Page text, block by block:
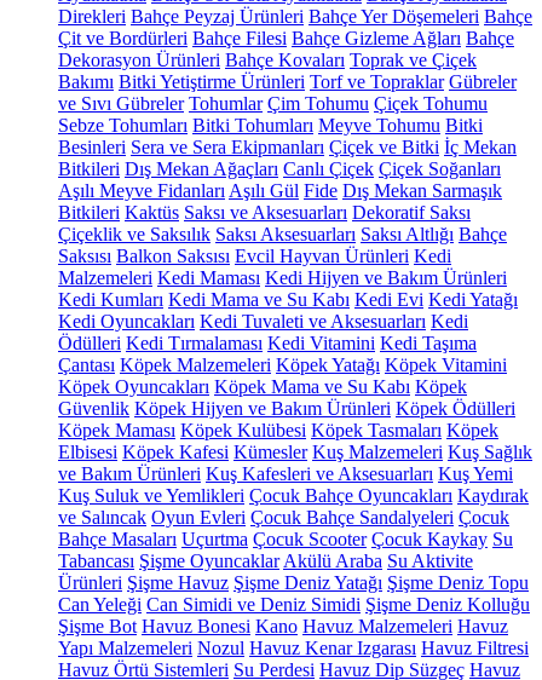
Direkleri Bahçe Peyzaj Ürünleri Bahçe Yer Döşemeleri Bahçe
Çit ve Bordürleri Bahçe Filesi Bahçe Gizleme Ağları Bahçe
Dekorasyon Ürünleri Bahçe Kovaları Toprak ve Çiçek
Bakımı Bitki Yetiştirme Ürünleri Torf ve Topraklar Gübreler
ve Sıvı Gübreler Tohumlar Çim Tohumu Çiçek Tohumu
Sebze Tohumları Bitki Tohumları Meyve Tohumu Bitki
Besinleri Sera ve Sera Ekipmanları Çiçek ve Bitki İç Mekan
Bitkileri Dış Mekan Ağaçları Canlı Çiçek Çiçek Soğanları
Aşılı Meyve Fidanları Aşılı Gül Fide Dış Mekan Sarmaşık
Bitkileri Kaktüs Saksı ve Aksesuarları Dekoratif Saksı
Çiçeklik ve Saksılık Saksı Aksesuarları Saksı Altlığı Bahçe
Saksısı Balkon Saksısı Evcil Hayvan Ürünleri Kedi
Malzemeleri Kedi Maması Kedi Hijyen ve Bakım Ürünleri
Kedi Kumları Kedi Mama ve Su Kabı Kedi Evi Kedi Yatağı
Kedi Oyuncakları Kedi Tuvaleti ve Aksesuarları Kedi
Ödülleri Kedi Tırmalaması Kedi Vitamini Kedi Taşıma
Çantası Köpek Malzemeleri Köpek Yatağı Köpek Vitamini
Köpek Oyuncakları Köpek Mama ve Su Kabı Köpek
Güvenlik Köpek Hijyen ve Bakım Ürünleri Köpek Ödülleri
Köpek Maması Köpek Kulübesi Köpek Tasmaları Köpek
Elbisesi Köpek Kafesi Kümesler Kuş Malzemeleri Kuş Sağlık
ve Bakım Ürünleri Kuş Kafesleri ve Aksesuarları Kuş Yemi
Kuş Suluk ve Yemlikleri Çocuk Bahçe Oyuncakları Kaydırak
ve Salıncak Oyun Evleri Çocuk Bahçe Sandalyeleri Çocuk
Bahçe Masaları Uçurtma Çocuk Scooter Çocuk Kaykay Su
Tabancası Şişme Oyuncaklar Akülü Araba Su Aktivite
Ürünleri Şişme Havuz Şişme Deniz Yatağı Şişme Deniz Topu
Can Yeleği Can Simidi ve Deniz Simidi Şişme Deniz Kolluğu
Şişme Bot Havuz Bonesi Kano Havuz Malzemeleri Havuz
Yapı Malzemeleri Nozul Havuz Kenar Izgarası Havuz Filtresi
Havuz Örtü Sistemleri Su Perdesi Havuz Dip Süzgeç Havuz